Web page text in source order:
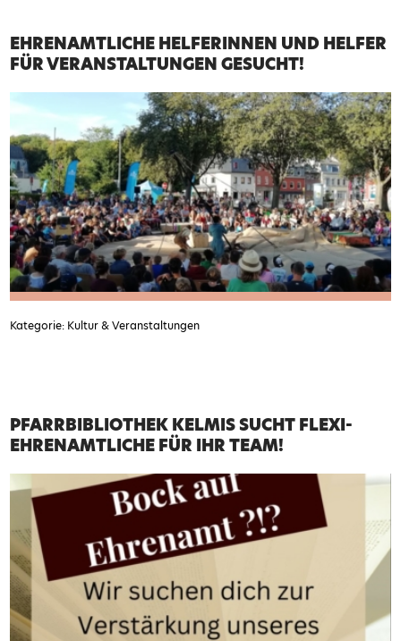
EHRENAMTLICHE HELFERINNEN UND HELFER
FÜR VERANSTALTUNGEN GESUCHT!
Kategorie: Kultur & Veranstaltungen
PFARRBIBLIOTHEK KELMIS SUCHT FLEXI-
EHRENAMTLICHE FÜR IHR TEAM!